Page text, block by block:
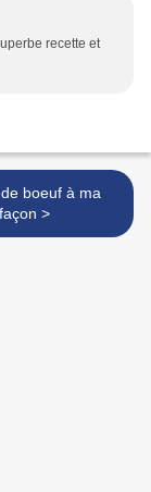
recette et
boeuf à ma
façon >